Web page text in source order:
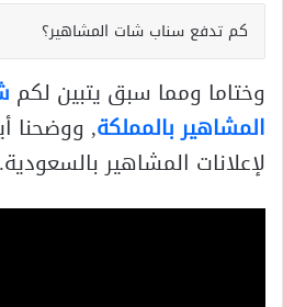
كم تدفع سناب شات المشاهير؟
وختاما ومما سبق يتبين لكم
المشاهير بالمملكة, ووضحنا
لإعلانات المشاهير بالسعودية.